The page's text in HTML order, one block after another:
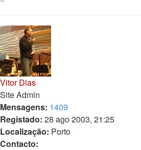
Vitor Dias
Site Admin
Mensagens: 1409
Registado: 28 ago 2003, 21:25
Localização: Porto
Contacto: